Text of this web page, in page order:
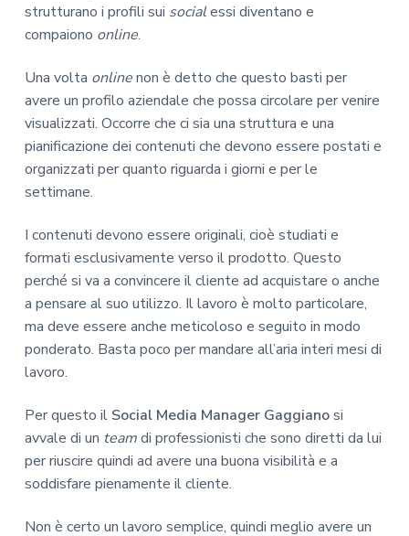
strutturano i profili sui socialessi diventano e
compaiono online.
Una volta onlinenon è detto che questo basti per
avere un profilo aziendale che possa circolare per venire
visualizzati. Occorre che ci sia una struttura e una
pianificazione dei contenuti che devono essere postati e
organizzati per quanto riguarda i giorni e per le
settimane.
I contenuti devono essere originali, cioè studiati e
formati esclusivamente verso il prodotto. Questo
perché si va a convincere il cliente ad acquistare o anche
a pensare al suo utilizzo. Il lavoro è molto particolare,
ma deve essere anche meticoloso e seguito in modo
ponderato. Basta poco per mandare all’aria interi mesi di
lavoro.
Per questo ilSocial Media Manager Gaggianosi
avvale di un teamdi professionisti che sono diretti da lui
per riuscire quindi ad avere una buona visibilità e a
soddisfare pienamente il cliente.
Non è certo un lavoro semplice, quindi meglio avere un